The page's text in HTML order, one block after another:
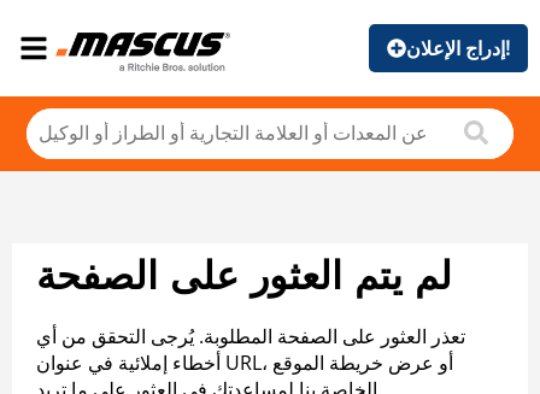
إدراج الإعلان!
لم يتم العثور على الصفحة
تعذر العثور على الصفحة المطلوبة. يُرجى التحقق من أي
أخطاء إملائية في عنوان URL، أو عرض خريطة الموقع